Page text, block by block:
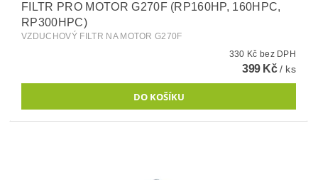
FILTR PRO MOTOR G270F (RP160HP, 160HPC,
RP300HPC)
VZDUCHOVÝ FILTR NA MOTOR G270F
330 Kč bez DPH
399 Kč/ ks